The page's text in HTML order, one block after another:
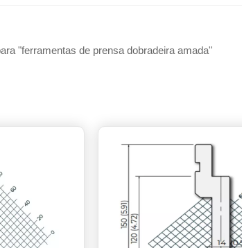
"ferramentas de prensa dobradeira amada"